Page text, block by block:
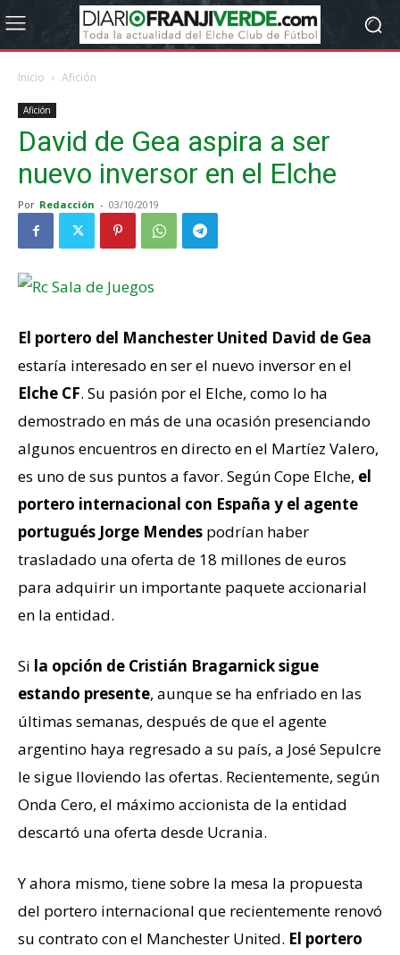
Inicio Afición
Afición
David de Gea aspira a ser
nuevo inversor en el Elche
Por Redacción - 03/10/2019
El portero del Manchester United David de Gea
estaría interesado en ser el nuevo inversor en el
Elche CF. Su pasión por el Elche, como lo ha
demostrado en más de una ocasión presenciando
algunos encuentros en directo en el Martíez Valero,
es uno de sus puntos a favor. Según Cope Elche, el
portero internacional con España y el agente
portugués Jorge Mendes podrían haber
trasladado una oferta de 18 millones de euros
para adquirir un importante paquete accionarial
en la entidad.
Si la opción de Cristián Bragarnick sigue
estando presente, aunque se ha enfriado en las
últimas semanas, después de que el agente
argentino haya regresado a su país, a José Sepulcre
le sigue lloviendo las ofertas. Recientemente, según
Onda Cero, el máximo accionista de la entidad
descartó una oferta desde Ucrania.
Y ahora mismo, tiene sobre la mesa la propuesta
del portero internacional que recientemente renovó
su contrato con el Manchester United. El portero